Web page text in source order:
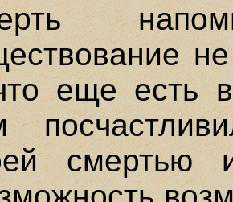
еще есть
смертью